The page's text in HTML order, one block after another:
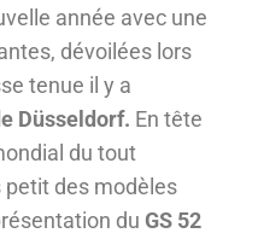
année avec une
dévoilées lors
tenue il y a
Düsseldorf. En tête
du tout
petit des modèles
du GS 52